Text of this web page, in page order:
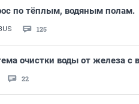
по тёплым, водяным полам.
125
очистки воды от железа
22